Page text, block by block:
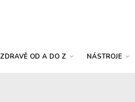
ZDRAVĚ OD A DO Z NÁSTROJE